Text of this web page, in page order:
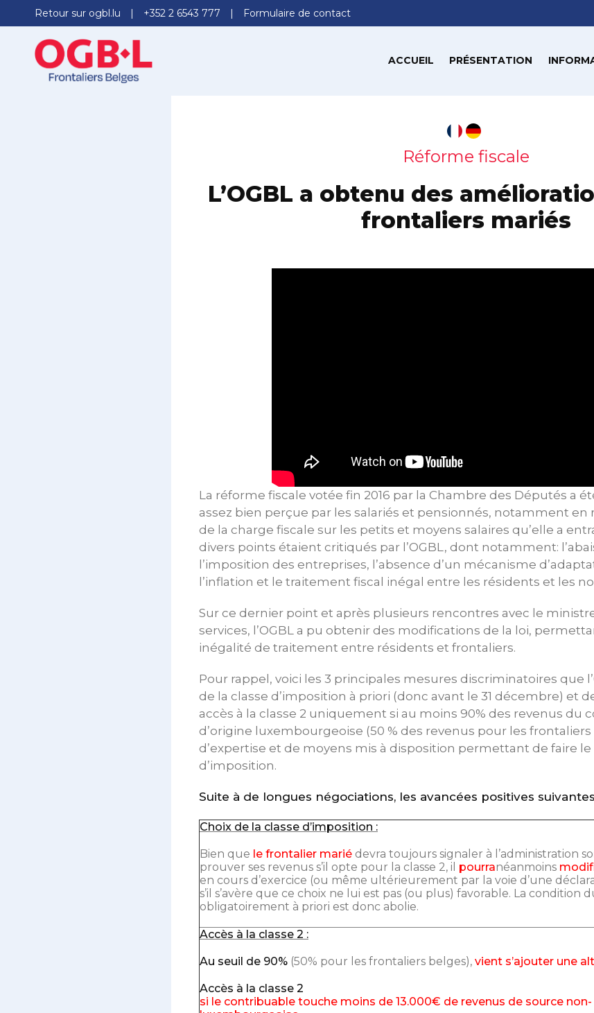
Retour sur ogbl.lu +352 2 6543 777 Formulaire de contact
ACCUEIL PRÉSENTATION
Réforme fiscale
L’OGBL a obtenu des
frontaliers mariés
La réforme fiscale votée fin 2016 par la Chambre des Députés a
assez bien perçue par les salariés et pensionnés, notamment en
de la charge fiscale sur les petits et moyens salaires qu’elle a
divers points étaient critiqués par l’OGBL, dont notamment:
l’imposition des entreprises, l’absence d’un mécanisme
l’inflation et le traitement fiscal inégal entre les résidents et les
Sur ce dernier point et après plusieurs rencontres avec le
services, l’OGBL a pu obtenir des modifications de la loi,
inégalité de traitement entre résidents et frontaliers.
Pour rappel, voici les 3 principales mesures discriminatoires que
de la classe d’imposition à priori (donc avant le 31 décembre) et
accès à la classe 2 uniquement si au moins 90% des revenus du
d’origine luxembourgeoise (50 % des revenus pour les
d’expertise et de moyens mis à disposition permettant de faire le
d’imposition.
Suite à de longues négociations, les avancées positives
Choix de la classe d’imposition :
Bien que le frontalier marié devra toujours signaler à l’administration
prouver ses revenus s’il opte pour la classe 2, il pourranéanmoins
en cours d’exercice (ou même ultérieurement par la voie d’une
s’il s’avère que ce choix ne lui est pas (ou plus) favorable. La condition
obligatoirement à priori est donc abolie.
Accès à la classe 2 :
Au seuil de 90% (50% pour les frontaliers belges), vient s’ajouter une
Accès à la classe 2
si le contribuable touche moins de 13.000€ de revenus de source non-